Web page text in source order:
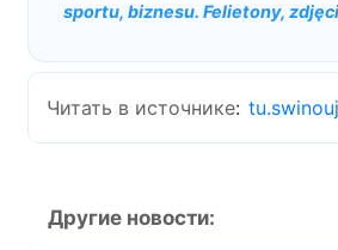
sportu, biznesu. Felietony,
Читать в источнике:
Другие новости: